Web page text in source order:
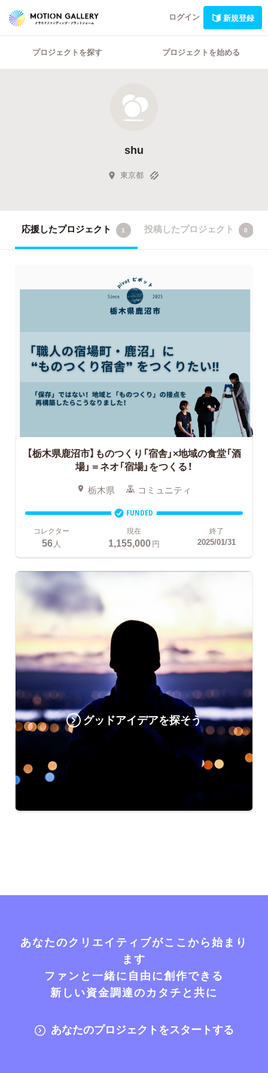
ログイン 新規登録
プロジェクトを探す プロジェクトを始める
shu
東京都
応援したプロジェクト 1 投稿したプロジェクト 0
【栃木県鹿沼市】ものつくり「宿舎」×地域の食堂「酒
場」＝ネオ「宿場」をつくる！
栃木県 コミュニティ
FUNDED
コレクター
56 人
現在
1,155,000円
終了
2025/01/31
グッドアイデアを探そう
あなたのクリエイティブがここから始まり
ます
ファンと一緒に自由に創作できる
新しい資金調達のカタチと共に
あなたのプロジェクトをスタートする